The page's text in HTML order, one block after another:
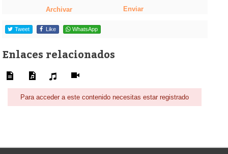
Archivar Enviar
Tweet Like WhatsApp
Enlaces relacionados
Para acceder a este contenido necesitas estar registrado